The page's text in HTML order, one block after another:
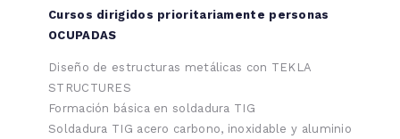
Cursos dirigidos prioritariamente personas
OCUPADAS
Diseño de estructuras metálicas con TEKLA
STRUCTURES
Formación básica en soldadura TIG
Soldadura TIG acero carbono, inoxidable y aluminio